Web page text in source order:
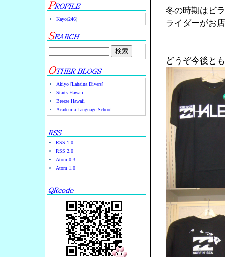
Kayo(246)
Akiyo [Lahaina Divers]
Starts Hawaii
Breeze Hawaii
Academia Language School
RSS 1.0
RSS 2.0
Atom 0.3
Atom 1.0
冬の時期はビ
ライダーがお
どうぞ今後と